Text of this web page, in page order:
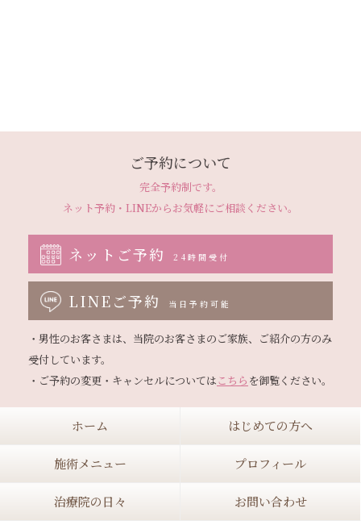
ご予約について
完全予約制です。
ネット予約・LINEからお気軽にご相談ください。
ネットご予約 24時間受付
LINEご予約 当日予約可能
・男性のお客さまは、当院のお客さまのご家族、ご紹介の方のみ
受付しています。
・ご予約の変更・キャンセルについてはこちら
ホーム はじめての方へ
施術メニュー プロフィール
治療院の日々 お問い合わせ